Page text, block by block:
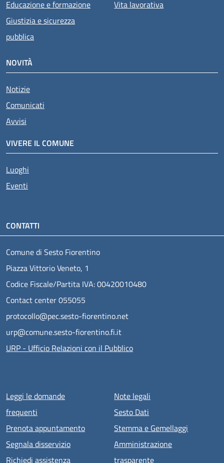
Educazione e formazione
Giustizia e sicurezza
pubblica
Vita lavorativa
NOVITÀ
Notizie
Comunicati
Avvisi
VIVERE IL COMUNE
Luoghi
Eventi
CONTATTI
Comune di Sesto Fiorentino
Piazza Vittorio Veneto, 1
Codice Fiscale/Partita IVA: 00420010480
Contact center 055055
protocollo@pec.sesto-fiorentino.net
urp@comune.sesto-fiorentino.fi.it
URP - Ufficio Relazioni con il Pubblico
Menu piè di pagina
Leggi le domande
frequenti
Prenota appuntamento
Segnala disservizio
Richiedi assistenza
Note legali
Sesto Dati
Stemma e Gemellaggi
Amministrazione
trasparente